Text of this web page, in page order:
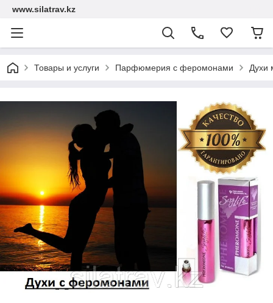
www.silatrav.kz
Товары и услуги Парфюмерия с феромонами Духи